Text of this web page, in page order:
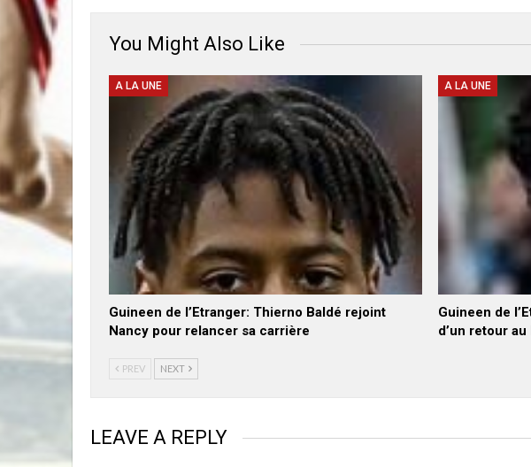
You Might Also Like
A LA UNE
Guineen de l’Etranger: Thierno Baldé rejoint
Nancy pour relancer sa carrière
A LA UNE
Guineen de
d’un retour
PREV NEXT
LEAVE A REPLY